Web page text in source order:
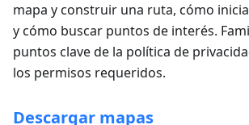
mapa y construir una ruta, cómo
y cómo buscar puntos de interés.
puntos clave de la política de
los permisos requeridos.
Descargar mapas